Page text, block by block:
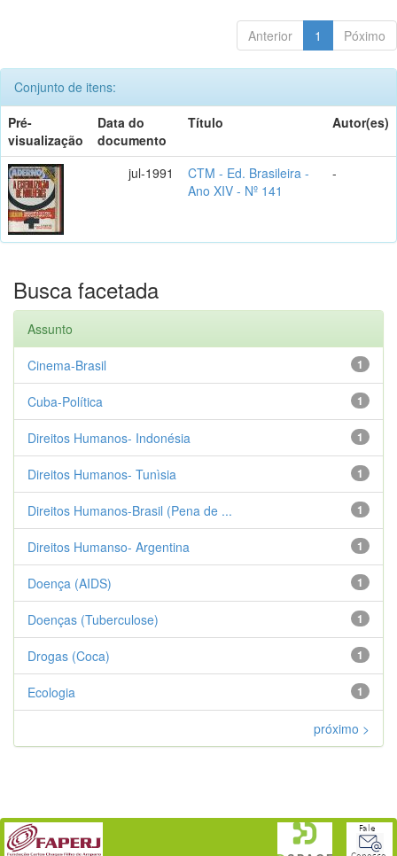
Anterior 1 Póximo
Conjunto de itens:
Pré-
visualização
Data do
documento
Título Autor(es)
jul-1991
CTM - Ed. Brasileira -
Ano XIV - Nº 141
-
Busca facetada
Assunto
1
Cinema-Brasil
1
Cuba-Política
1
Direitos Humanos- Indonésia
1
Direitos Humanos- Tunìsia
1
Direitos Humanos-Brasil (Pena de ...
1
Direitos Humanso- Argentina
1
Doença (AIDS)
1
Doenças (Tuberculose)
1
Drogas (Coca)
1
Ecologia
próximo >